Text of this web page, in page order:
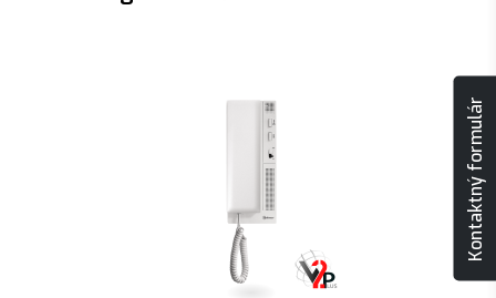
Kontaktný formulár